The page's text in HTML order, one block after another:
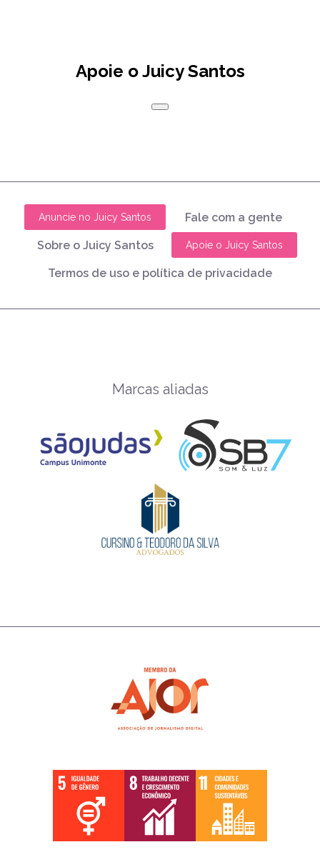
Apoie o Juicy Santos
Anuncie no Juicy Santos Fale com a gente
Sobre o Juicy Santos Apoie o Juicy Santos
Termos de uso e política de privacidade
Marcas aliadas